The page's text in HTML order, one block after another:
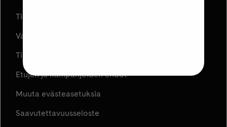
Tilauksen peruuttaminen
Varaa ja Nouda
Tilaus- ja toimitusehdot
Etujen ja kampanjoiden ehdot
Muuta evästeasetuksia
Saavutettavuusseloste